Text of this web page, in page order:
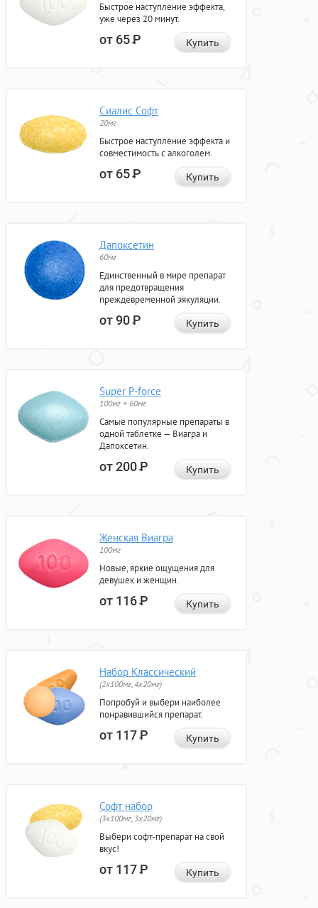
Быстрое наступление эффекта,
уже через 20 минут.
от 65Р Купить
Сиалис Софт
20мг
Быстрое наступление эффекта и
совместимость с алкоголем.
от 65Р Купить
Дапоксетин
60мг
Единственный в мире препарат
для предотвращения
преждевременной эякуляции.
от 90Р Купить
Super P-force
100мг + 60мг
Самые популярные препараты в
одной таблетке — Виагра и
Дапоксетин.
от 200Р Купить
Женская Виагра
100мг
Новые, яркие ощущения для
девушек и женщин.
от 116Р Купить
Набор Классический
(2x100мг, 4x20мг)
Попробуй и выбери наиболее
понравившийся препарат.
от 117Р Купить
Софт набор
(3x100мг, 3x20мг)
Выбери софт-препарат на свой
вкус!
от 117Р Купить